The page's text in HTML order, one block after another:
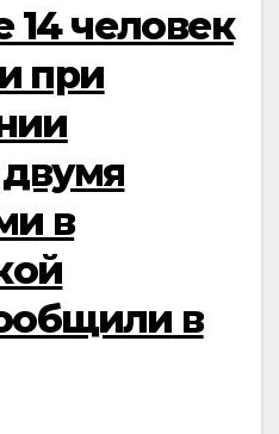
14 человек
при
двумя
в
в